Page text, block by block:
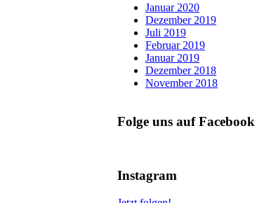
Januar 2020
Dezember 2019
Juli 2019
Februar 2019
Januar 2019
Dezember 2018
November 2018
Folge uns auf Facebook
Instagram